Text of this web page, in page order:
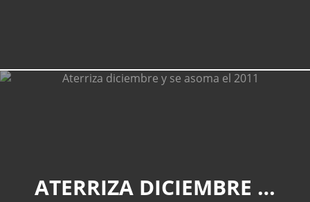
ATERRIZA DICIEMBRE Y SE ASOMA EL 2011